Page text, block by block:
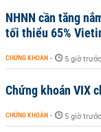
NHNN cần tăng
tối thiểu 65%
CHỨNG KHOÁN - 5 giờ trước
Chứng khoán VIX
CHỨNG KHOÁN - 5 giờ trước